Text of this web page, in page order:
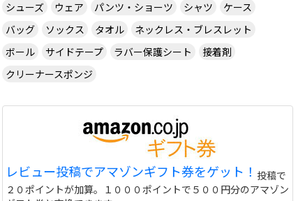
シューズ ウェア パンツ・ショーツ シャツ
ケース
バッグ
ソックス タオル
ネックレス・ブレスレット
ボール
サイドテープ ラバー保護シート
接着剤
クリーナースポンジ
レビュー投稿でアマゾンギフト券をゲット！ 投稿で
２０ポイントが加算。１０００ポイントで５００円分のアマゾン